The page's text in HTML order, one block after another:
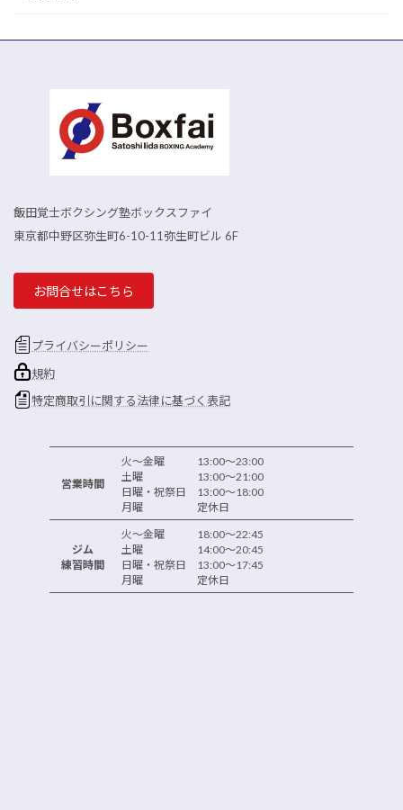
飯田覚士ボクシング塾ボックスファイ
東京都中野区弥生町6-10-11弥生町ビル 6F
お問合せはこちら
プライバシーポリシー
規約
特定商取引に関する法律に基づく表記
営業時間
火～金曜 13:00～23:00
土曜 13:00～21:00
日曜・祝祭日 13:00～18:00
月曜 定休日
ジム
練習時間
火～金曜 18:00～22:45
土曜 14:00～20:45
日曜・祝祭日 13:00～17:45
月曜 定休日